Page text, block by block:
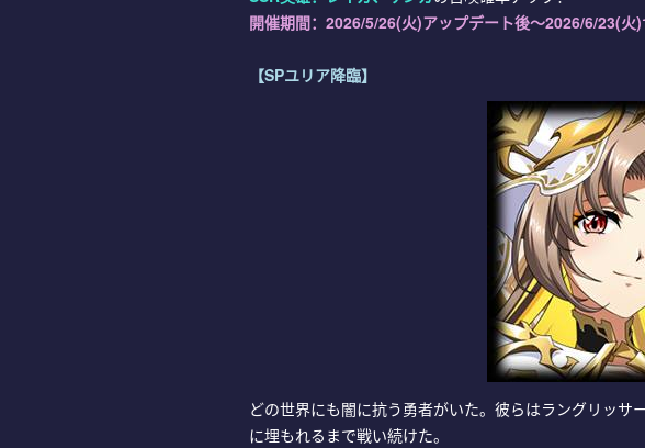
開催期間：2026/5/26(火)アップデート後～2026/6/23(火
【SPユリア降臨】
どの世界にも闇に抗う勇者がいた。彼らはラングリッ
に埋もれるまで戦い続けた。